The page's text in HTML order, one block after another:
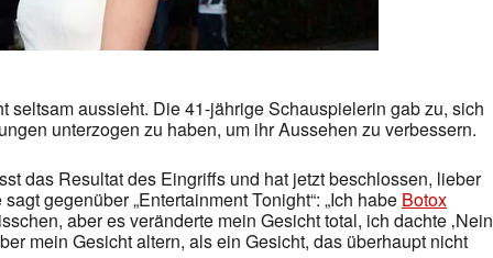
seltsam aussieht. Die 41-jährige Schauspielerin gab zu, sich
unterzogen zu haben, um ihr Aussehen zu verbessern.
das Resultat des Eingriffs und hat jetzt beschlossen, lieber
gegenüber „Entertainment Tonight“: „Ich habe Botox
aber es veränderte mein Gesicht total, ich dachte ‚Nein
mein Gesicht altern, als ein Gesicht, das überhaupt nicht